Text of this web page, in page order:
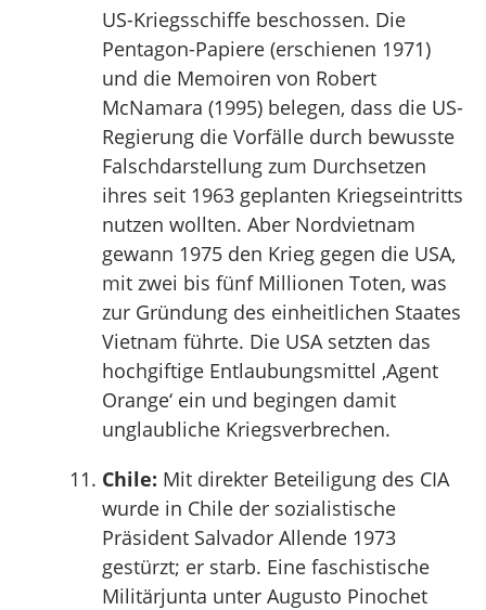
US-Kriegsschiffe beschossen. Die
Pentagon-Papiere (erschienen 1971)
und die Memoiren von Robert
McNamara (1995) belegen, dass die US-
Regierung die Vorfälle durch bewusste
Falschdarstellung zum Durchsetzen
ihres seit 1963 geplanten Kriegseintritts
nutzen wollten. Aber Nordvietnam
gewann 1975 den Krieg gegen die USA,
mit zwei bis fünf Millionen Toten, was
zur Gründung des einheitlichen Staates
Vietnam führte. Die USA setzten das
hochgiftige Entlaubungsmittel ‚Agent
Orange‘ ein und begingen damit
unglaubliche Kriegsverbrechen.
Chile: Mit direkter Beteiligung des CIA
wurde in Chile der sozialistische
Präsident Salvador Allende 1973
gestürzt; er starb. Eine faschistische
Militärjunta unter Augusto Pinochet